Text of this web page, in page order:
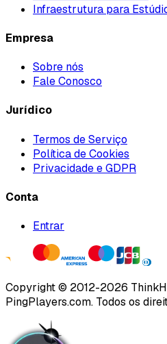
Infraestrutura para
Empresa
Sobre nós
Fale Conosco
Jurídico
Termos de Serviço
Política de Cookies
Privacidade e GDPR
Conta
Entrar
Copyright © 2012-2026
PingPlayers.com. Todos os